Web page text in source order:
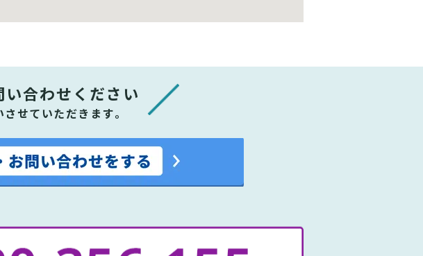
い合わせください
せていただきます。